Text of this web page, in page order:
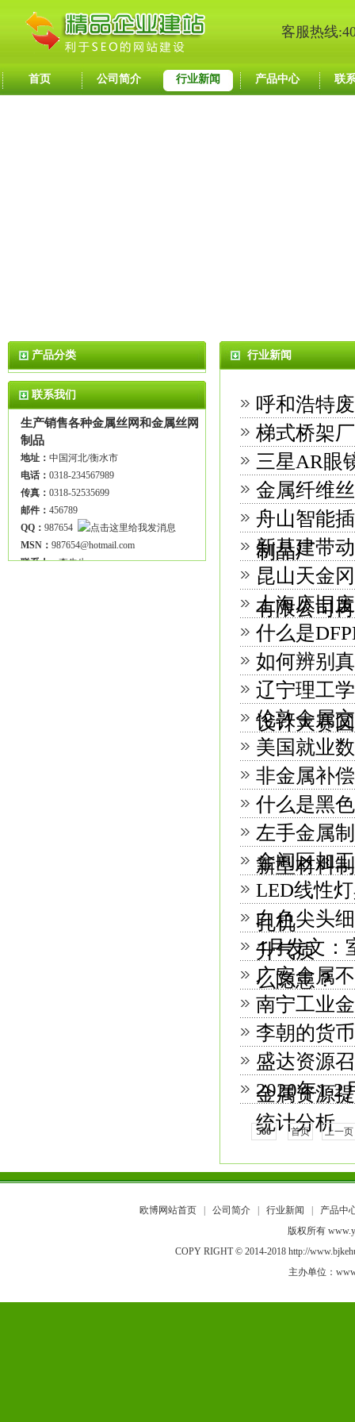
客服热线
首页 公司简介 行业新闻 产品中心 联
产品分类
联系我们
生产销售各种金属丝网和金属丝网
制品
地址： 中国河北/衡水市
电话： 0318-234567989
传真： 0318-52535699
邮件： 456789
QQ： 987654
MSN： 987654@hotmail.com
联系人：李先生
行业新闻
呼和浩特
梯式桥架
三星AR眼
金属纤维
舟山智能
制品厂
新基建带
昆山天金
有限公司
上海废旧
什么是
如何辨别
辽宁理工
设计大赛
伦敦金属
美国就业
非金属补
什么是黑
左手金属
新型材料
金阊区加
LED线性
孔机
白色尖头
升气质
4月发文：
么隐患？
广安金属
南宁工业
李朝的货
盛达资源
金属资源
2020年1-2
统计分析
566 首页 上一页
欧博网站首页 公司简介 行业新闻
产品中
版权所有
COPY RIGHT © 2014-2018 http://
主办单位：